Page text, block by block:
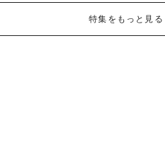
特集をもっと見る